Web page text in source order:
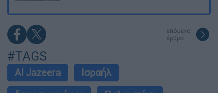
επόμενο
άρθρο
#TAGS
Al Jazeera
Ισραήλ